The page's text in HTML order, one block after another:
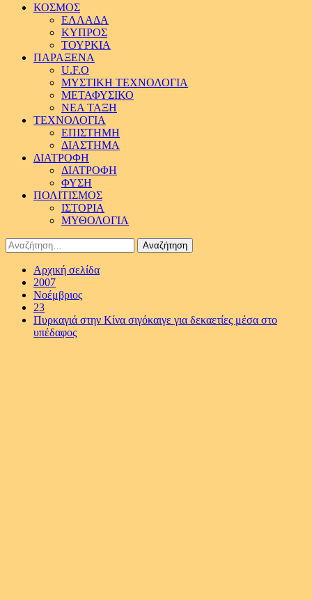
ΚΟΣΜΟΣ
ΕΛΛΑΔΑ
ΚΥΠΡΟΣ
ΤΟΥΡΚΙΑ
ΠΑΡΑΞΕΝΑ
U.F.O
ΜΥΣΤΙΚΗ ΤΕΧΝΟΛΟΓΙΑ
ΜΕΤΑΦΥΣΙΚΟ
ΝΕΑ ΤΑΞΗ
ΤΕΧΝΟΛΟΓΙΑ
ΕΠΙΣΤΗΜΗ
ΔΙΑΣΤΗΜΑ
ΔΙΑΤΡΟΦΗ
ΔΙΑΤΡΟΦΗ
ΦΥΣΗ
ΠΟΛΙΤΙΣΜΟΣ
ΙΣΤΟΡΙΑ
ΜΥΘΟΛΟΓΙΑ
Αναζήτηση
για:
Αρχική σελίδα
2007
Νοέμβριος
23
Πυρκαγιά στην Κίνα σιγόκαιγε για δεκαετίες μέσα στο
υπέδαφος